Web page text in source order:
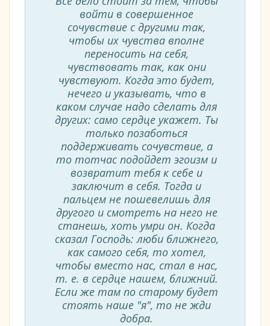
войти в совершенное
сочувствие с другими так,
чтобы их чувства вполне
переносить на себя,
чувствовать так, как они
чувствуют. Когда это будет,
нечего и указывать, что в
каком случае надо сделать для
других: само сердце укажет. Ты
только позаботься
поддерживать сочувствие, а
то тотчас подойдет эгоизм и
возвратит тебя к себе и
заключит в себя. Тогда и
пальцем не пошевелишь для
другого и смотреть на него не
станешь, хоть умри он. Когда
сказал Господь: люби ближнего,
как самого себя, то хотел,
чтобы вместо нас, стал в нас,
т. е. в сердце нашем, ближний.
Если же там по старому будет
стоять наше "я", то не жди
добра.